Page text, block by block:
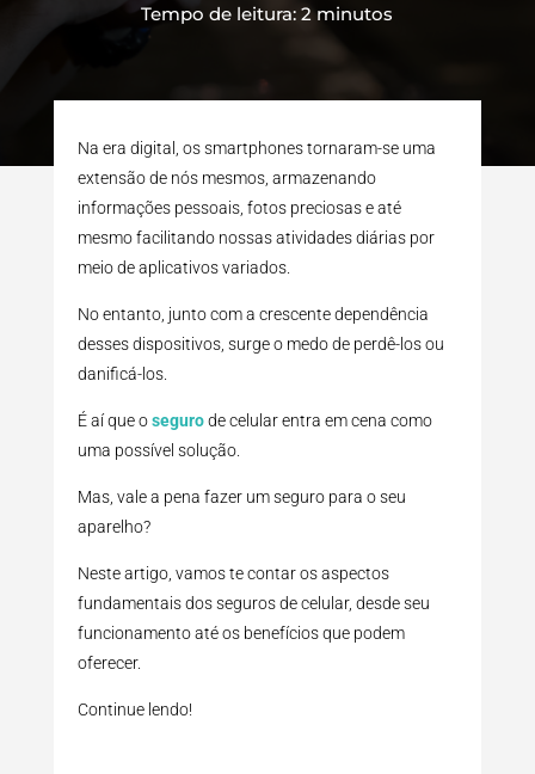
Tempo de leitura: 2 minutos
Na era digital, os smartphones tornaram-se uma
extensão de nós mesmos, armazenando
informações pessoais, fotos preciosas e até
mesmo facilitando nossas atividades diárias por
meio de aplicativos variados.
No entanto, junto com a crescente dependência
desses dispositivos, surge o medo de perdê-los ou
danificá-los.
É aí que osegurode celular entra em cena como
uma possível solução.
Mas, vale a pena fazer um seguro para o seu
aparelho?
Neste artigo, vamos te contar os aspectos
fundamentais dos seguros de celular, desde seu
funcionamento até os benefícios que podem
oferecer.
Continue lendo!